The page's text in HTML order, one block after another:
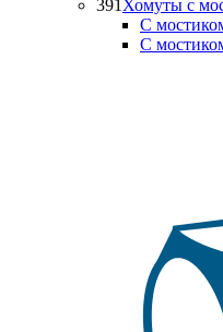
391 Хомуты с
С
С